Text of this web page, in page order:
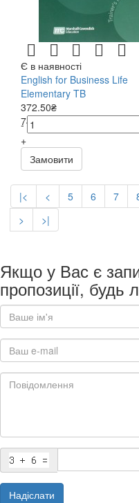
Є в наявності
English for Business Life
Elementary TB
372.50₴
745.00₴
-
+
Замовити
|< < 5 6 7
>
>|
Якщо у Вас є
пропозиції, будь
Надіслати